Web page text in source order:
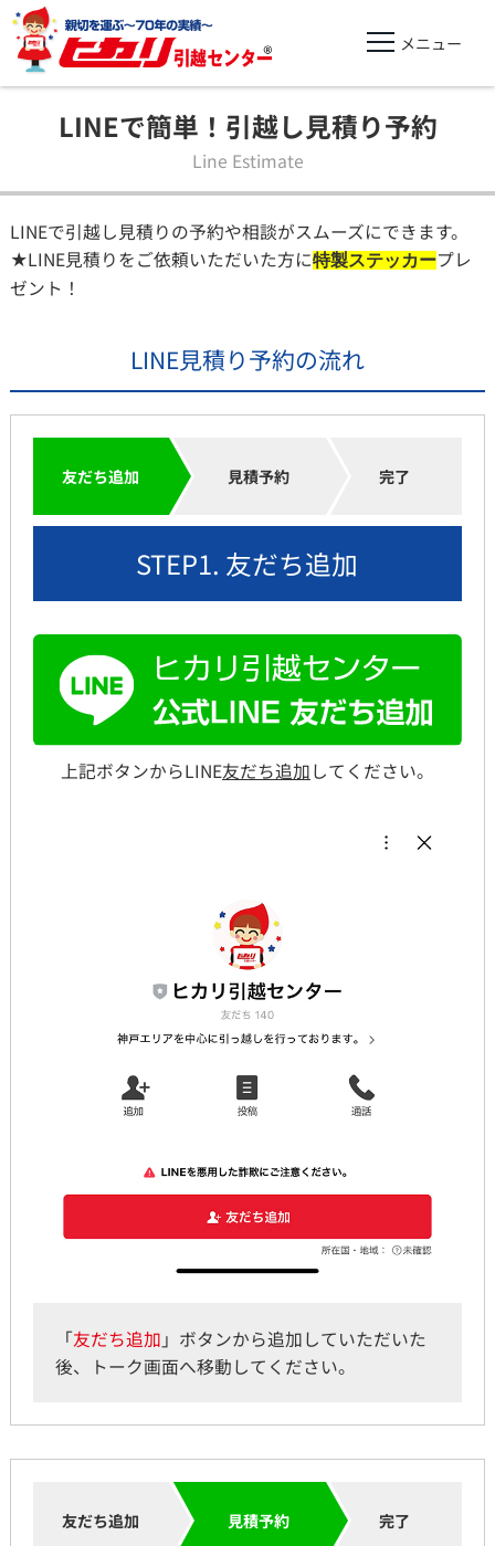
LINEで簡単！引越し見積り予約
Line Estimate
LINEで引越し見積りの予約や相談がスムーズにできます。
★LINE見積りをご依頼いただいた方に特製ステッカープレ
ゼント！
LINE見積り予約の流れ
友だち追加 見積予約 完了
STEP1. 友だち追加
上記ボタンからLINE友だち追加してください。
「友だち追加 」ボタンから追加していただいた
後、トーク画面へ移動してください。
友だち追加 見積予約 完了